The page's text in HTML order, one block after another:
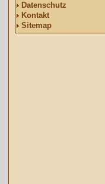
Datenschutz
Kontakt
Sitemap